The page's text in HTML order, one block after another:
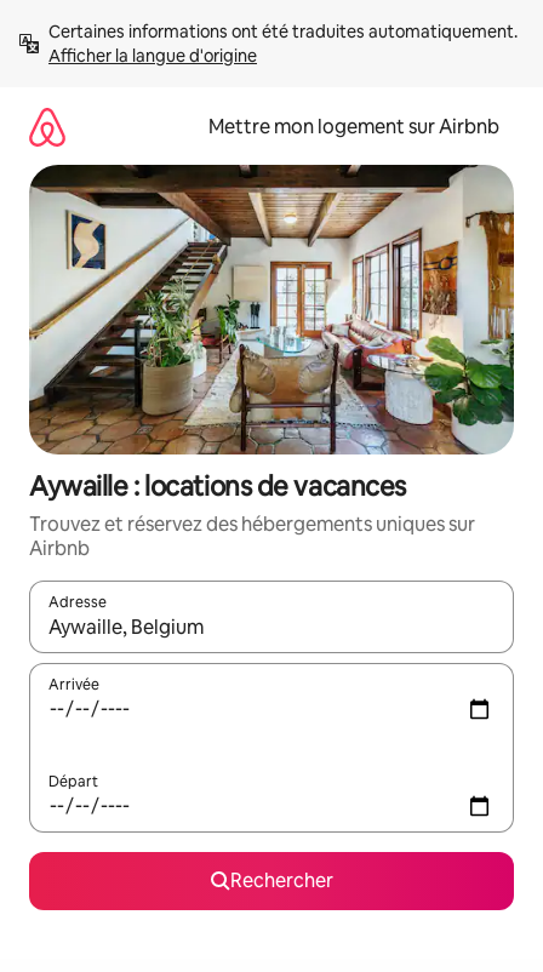
directement
Afficher la langue d'origine
Mettre mon logement sur Airbnb
Aywaille : locations de vacances
Trouvez et réservez des hébergements uniques sur
Airbnb
Adresse
Lorsque les résultats s'affichent, utilisez les flèches vers le
Arrivée
Départ
Rechercher